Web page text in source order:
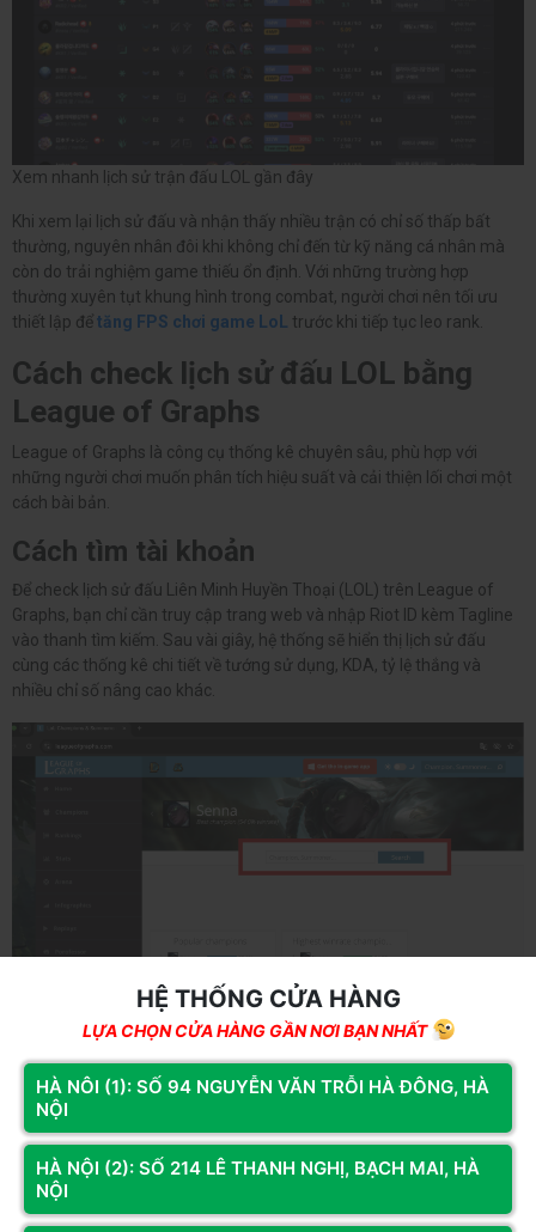
Xem nhanh lịch sử trận đấu LOL gần đây
Khi xem lại lịch sử đấu và nhận thấy nhiều trận có chỉ số thấp bất
thường, nguyên nhân đôi khi không chỉ đến từ kỹ năng cá nhân mà
còn do trải nghiệm game thiếu ổn định. Với những trường hợp
thường xuyên tụt khung hình trong combat, người chơi nên tối ưu
thiết lập đểtăng FPS chơi game LoL trước khi tiếp tục leo rank.
Cách check lịch sử đấu LOL bằng
League of Graphs
League of Graphs là công cụ thống kê chuyên sâu, phù hợp với
những người chơi muốn phân tích hiệu suất và cải thiện lối chơi một
cách bài bản.
Cách tìm tài khoản
Để check lịch sử đấu Liên Minh Huyền Thoại (LOL) trên League of
Graphs, bạn chỉ cần truy cập trang web và nhập Riot ID kèm Tagline
vào thanh tìm kiếm. Sau vài giây, hệ thống sẽ hiển thị lịch sử đấu
cùng các thống kê chi tiết về tướng sử dụng, KDA, tỷ lệ thắng và
nhiều chỉ số nâng cao khác.
Check lịch sử đấu LOL bằng League of Graphs
Khi nào nên dùng League of Graphs
thay vì OP.GG?
League of Graphs đặc biệt hữu ích khi cần phân tích chuyên sâu hơn
mức thống kê cơ bản. Bạn nên dùng League of Graphs thay vì OP.GG
HỆ THỐNG CỬA HÀNG
LỰA CHỌN CỬA HÀNG GẦN NƠI BẠN NHẤT
HÀ NÔI (1): SỐ 94 NGUYỄN VĂN TRỖI HÀ ĐÔNG, HÀ
NỘI
HÀ NỘI (2): SỐ 214 LÊ THANH NGHỊ, BẠCH MAI, HÀ
NỘI